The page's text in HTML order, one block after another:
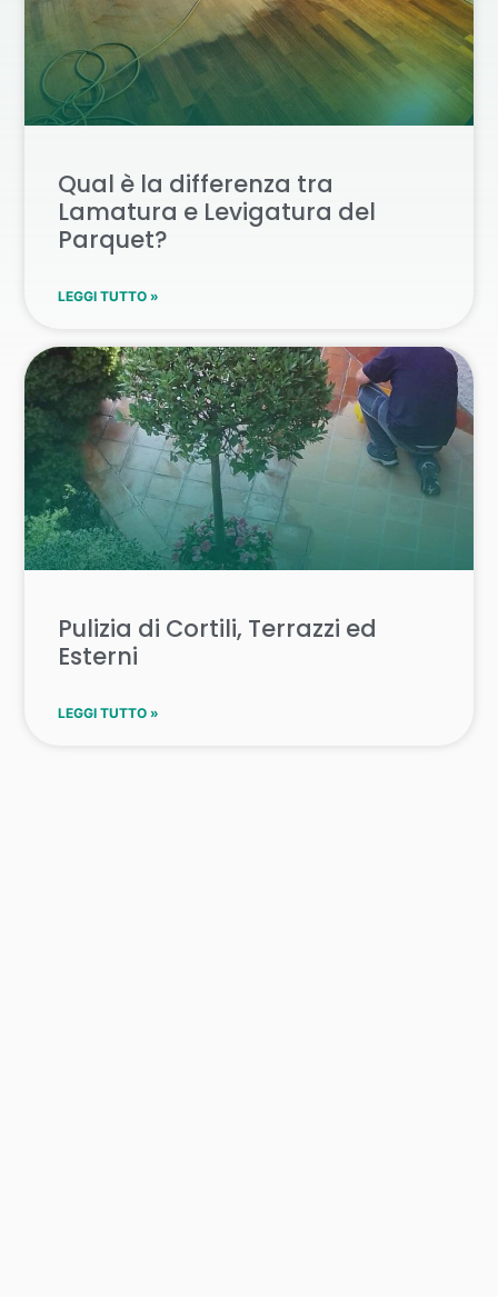
Qual è la differenza tra
Lamatura e Levigatura del
Parquet?
LEGGI TUTTO »
Pulizia di Cortili, Terrazzi ed
Esterni
LEGGI TUTTO »